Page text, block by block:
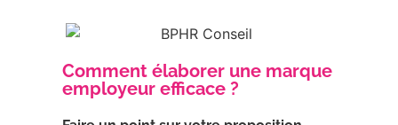
Comment élaborer une marque
employeur efficace ?